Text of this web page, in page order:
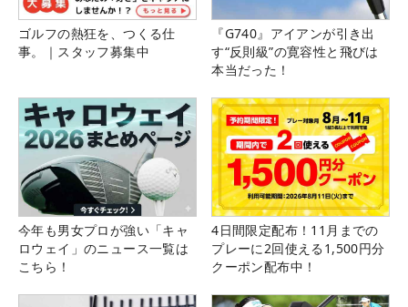
ゴルフの熱狂を、つくる仕
事。｜スタッフ募集中
『G740』アイアンが引き出
す“反則級”の寛容性と飛びは
本当だった！
今年も男女プロが強い「キャ
ロウェイ」のニュース一覧は
こちら！
4日間限定配布！11月までの
プレーに2回使える1,500円分
クーポン配布中！